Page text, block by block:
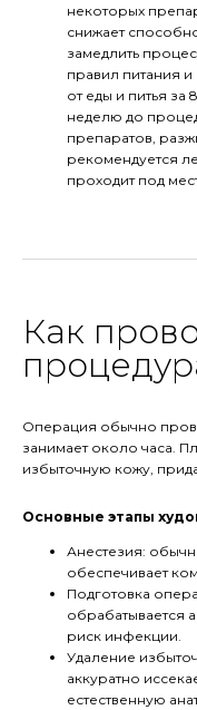
некоторых
снижает
замедлить
правил питания
от еды и питья за
неделю до
препаратов,
рекомендуется
проходит под
Как
Операция обычно
занимает около часа.
избыточную кожу,
Основные этапы
Анестезия:
обеспечивает
Подготовка
обрабатывается
риск инфекции.
Удаление
аккуратно
естественную